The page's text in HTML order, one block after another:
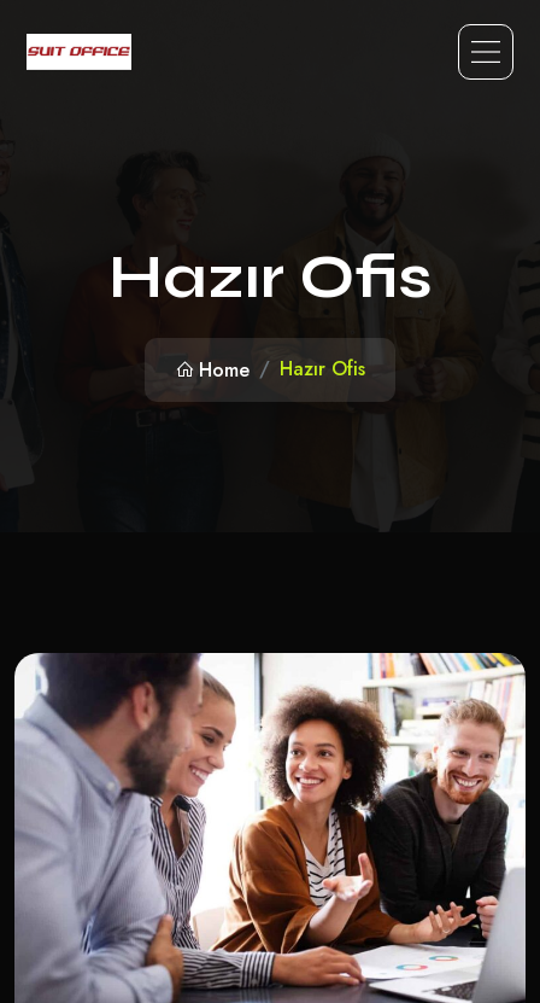
Hazır Ofis
Home Hazır Ofis